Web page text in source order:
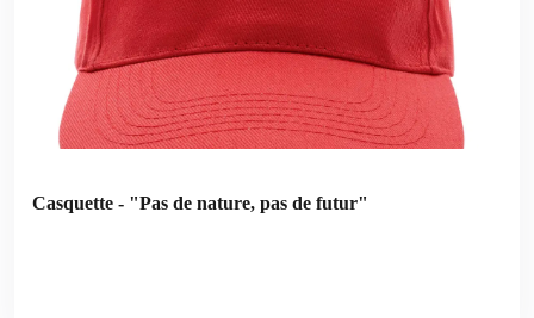
Casquette - "Pas de nature, pas de futur"